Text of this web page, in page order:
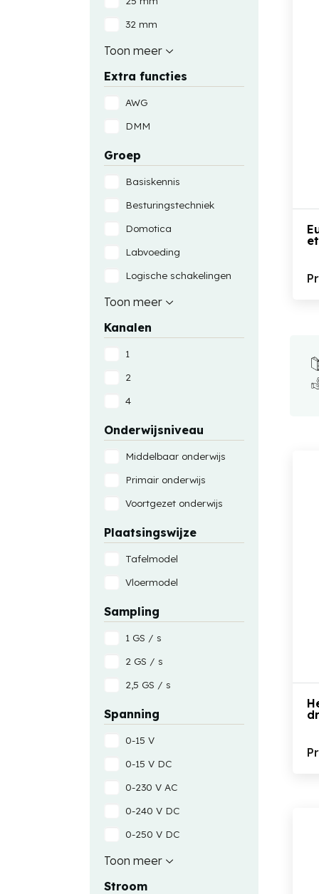
32 mm
40 mm
Toon meer
Extra functies
AWG
DMM
Groep
Basiskennis
Besturingstechniek
Domotica
Labvoeding
Logische schakelingen
Pneumatiek
Praktijkvoeding
Pneumatiekschakelingen
Toon meer
Kanalen
1
2
4
Onderwijsniveau
Middelbaar onderwijs
Primair onderwijs
Voortgezet onderwijs
Plaatsingswijze
Tafelmodel
Vloermodel
Sampling
1 GS / s
2 GS / s
2,5 GS / s
Spanning
0-15 V
0-15 V DC
0-230 V AC
0-240 V DC
0-250 V DC
0-30 V AC
Toon meer
Stroom